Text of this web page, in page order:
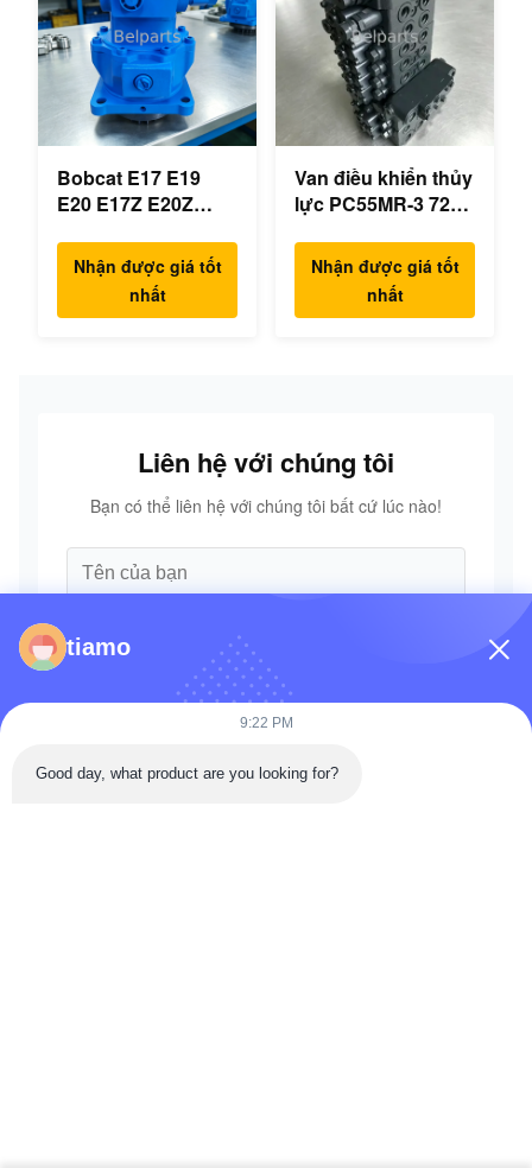
Bobcat E17 E19
E20 E17Z E20Z
Reducer 7024418
7024419 Cho máy
đào mini
Nhận được giá tốt
nhất
Van điều khiển thủy
lực PC55MR-3 723-
18201 723-18-18202
cho các bộ phận
chính hãng của
Nhận được giá tốt
nhất
Liên hệ với chúng tôi
Bạn có thể liên hệ với chúng tôi bất cứ lúc nào!
tiamo
9:22 PM
Good day, what product are you looking for?